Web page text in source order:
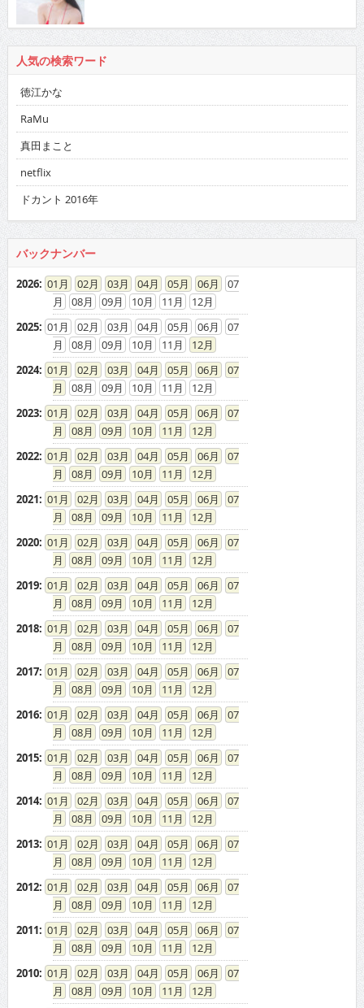
人気の検索ワード
徳江かな
RaMu
真田まこと
netflix
ドカント 2016年
バックナンバー
2026: 01 02 03 04 05 06
07
08
09 10 11
12
2025: 01 02 03 04 05 06
07
08
09 10 11
12
2024: 01 02 03 04 05 06
07
08
09 10 11
12
2023: 01 02 03 04 05 06
07
08
09 10 11
12
2022: 01 02 03 04 05 06
07
08
09 10 11
12
2021: 01 02 03 04 05 06
07
08
09 10 11
12
2020: 01 02 03 04 05 06
07
08
09 10 11
12
2019: 01 02 03 04 05 06
07
08
09 10 11
12
2018: 01 02 03 04 05 06
07
08
09 10 11
12
2017: 01 02 03 04 05 06
07
08
09 10 11
12
2016: 01 02 03 04 05 06
07
08
09 10 11
12
2015: 01 02 03 04 05 06
07
08
09 10 11
12
2014: 01 02 03 04 05 06
07
08
09 10 11
12
2013: 01 02 03 04 05 06
07
08
09 10 11
12
2012: 01 02 03 04 05 06
07
08
09 10 11
12
2011: 01 02 03 04 05 06
07
08
09 10 11
12
2010: 01 02 03 04 05 06
07
08
09 10 11
12